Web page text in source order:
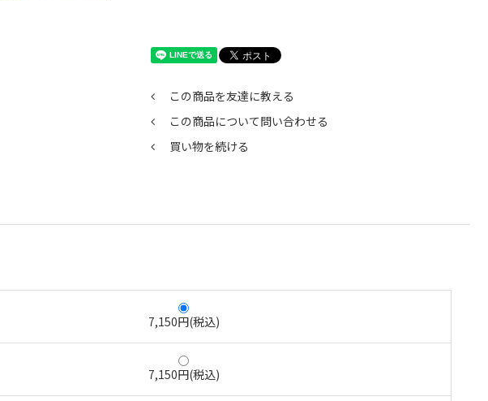
この商品を友達に教える
この商品について問い合わせる
買い物を続ける
7,150円(税込)
7,150円(税込)